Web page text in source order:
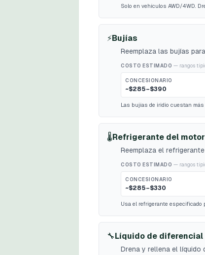
Solo en vehículos AWD/4WD.
⚡Bujías
Reemplaza las bujías
COSTO ESTIMADO — rangos
CONCESIONARIO
~$285–$390
Las bujías de iridio cuestan
🌡️Refrigerante del motor
Reemplaza el
COSTO ESTIMADO — rangos
CONCESIONARIO
~$285–$330
Usa el refrigerante especificado
🔧Líquido de diferencial
Drena y rellena el líquido